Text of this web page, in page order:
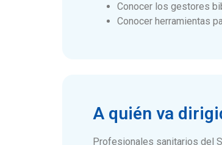
Conocer los gestores
Conocer herramientas
A quién va
Profesionales sanitarios del